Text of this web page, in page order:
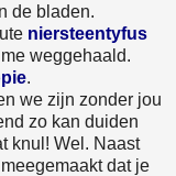
de bladen.
niersteentyfus
weggehaald.
.
we zijn zonder jou
zo kan duiden
knul! Wel. Naast
dat je